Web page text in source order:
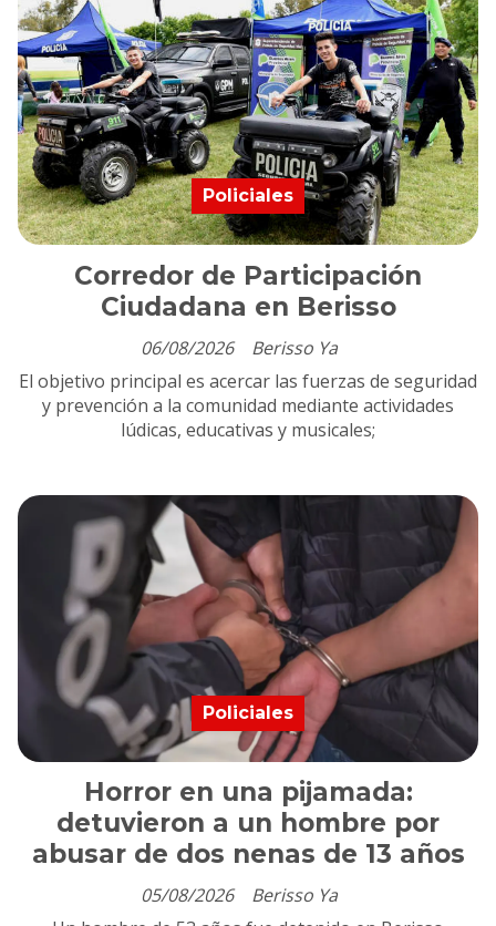
Corredor de Participación
Ciudadana en Berisso
Berisso Ya
Policiales
06/08/2026
El objetivo principal es acercar las fuerzas de seguridad
y prevención a la comunidad mediante actividades
lúdicas, educativas y musicales;
Horror en una pijamada:
detuvieron a un hombre por
abusar de dos nenas de 13 años
Berisso Ya
Policiales
05/08/2026